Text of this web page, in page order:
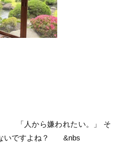
「人から嫌われたい。」 そ
ないですよね？ &nbs